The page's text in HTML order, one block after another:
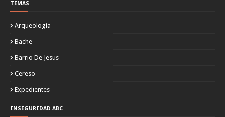
TEMAS
Arqueología
Bache
Barrio De Jesus
Cereso
Expedientes
INSEGURIDAD ABC